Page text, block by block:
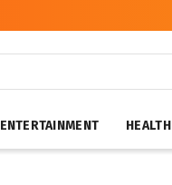
ENTERTAINMENT HEALTH